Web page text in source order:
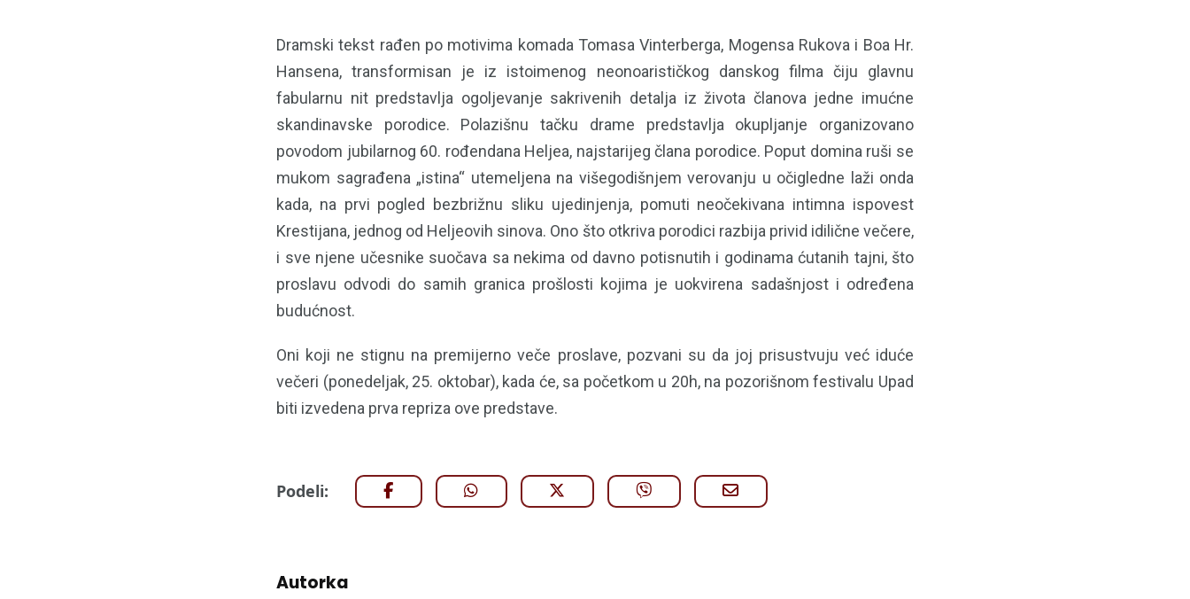
Dramski tekst rađen po motivima komada Tomasa Vinterberga, Mogensa Rukova i Boa Hr.
Hansena, transformisan je iz istoimenog neonoarističkog danskog filma čiju glavnu
fabularnu nit predstavlja ogoljevanje sakrivenih detalja iz života članova jedne imućne
skandinavske porodice. Polazišnu tačku drame predstavlja okupljanje organizovano
povodom jubilarnog 60. rođendana Heljea, najstarijeg člana porodice. Poput domina ruši se
mukom sagrađena „istina“ utemeljena na višegodišnjem verovanju u očigledne laži onda
kada, na prvi pogled bezbrižnu sliku ujedinjenja, pomuti neočekivana intimna ispovest
Krestijana, jednog od Heljeovih sinova. Ono što otkriva porodici razbija privid idilične večere,
i sve njene učesnike suočava sa nekima od davno potisnutih i godinama ćutanih tajni, što
proslavu odvodi do samih granica prošlosti kojima je uokvirena sadašnjost i određena
budućnost.
Oni koji ne stignu na premijerno veče proslave, pozvani su da joj prisustvuju već iduće
večeri (ponedeljak, 25. oktobar), kada će, sa početkom u 20h, na pozorišnom festivalu Upad
biti izvedena prva repriza ove predstave.
Podeli:
Autorka